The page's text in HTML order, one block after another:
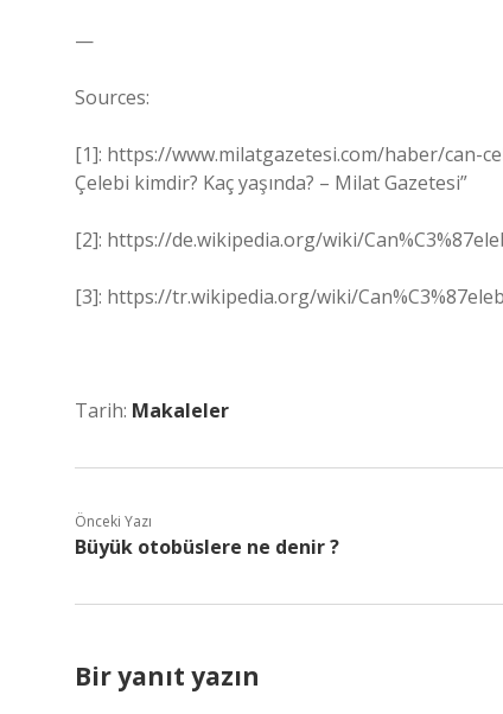
—
Sources:
[1]: https://www.milatgazetesi.com/haber/can-
Çelebi kimdir? Kaç yaşında? – Milat Gazetesi”
[2]: https://de.wikipedia.org/wiki/
[3]: https://tr.wikipedia.org/wiki/
Tarih: Makaleler
Önceki Yazı
Büyük otobüslere ne denir ?
Bir yanıt yazın